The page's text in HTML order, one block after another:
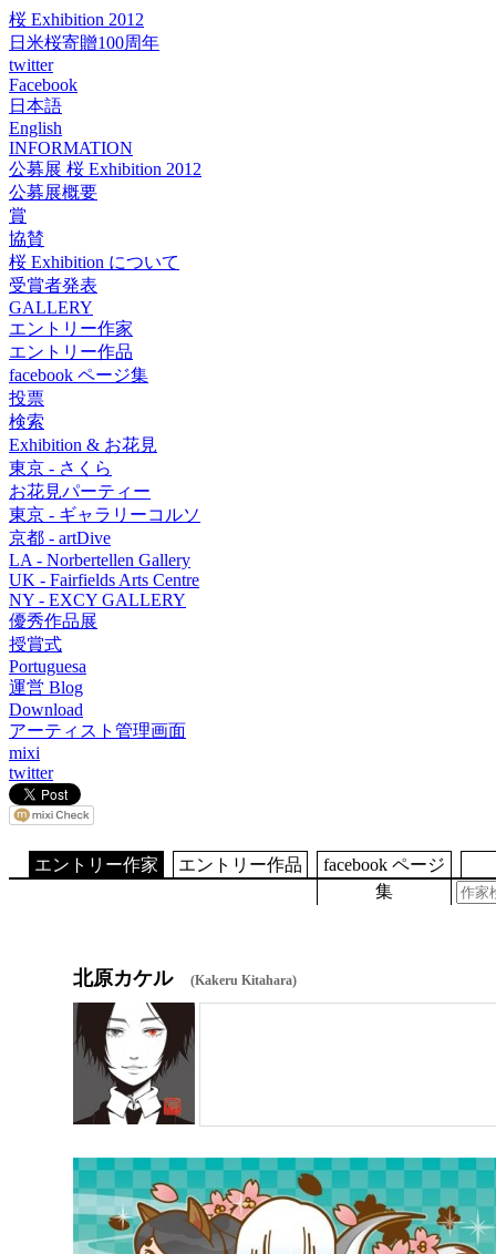
桜 Exhibition 2012
日米桜寄贈100周年
twitter
Facebook
日本語
English
INFORMATION
公募展 桜 Exhibition 2012
公募展概要
賞
協賛
桜 Exhibition について
受賞者発表
GALLERY
エントリー作家
エントリー作品
facebook ページ集
投票
検索
Exhibition & お花見
東京 - さくら
お花見パーティー
東京 - ギャラリーコルソ
京都 - artDive
LA - Norbertellen Gallery
UK - Fairfields Arts Centre
NY - EXCY GALLERY
優秀作品展
授賞式
Portuguesa
運営 Blog
Download
アーティスト管理画面
mixi
twitter
エントリー作家 エントリー作品
facebook ページ
集
北原カケル (Kakeru Kitahara)